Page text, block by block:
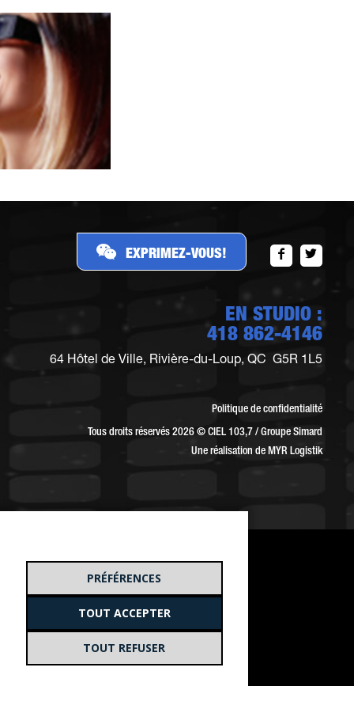
EXPRIMEZ-VOUS!
EN STUDIO :
418 862-4146
64 Hôtel de Ville, Rivière-du-Loup, QC G5R 1L5
Politique de confidentialité
Tous droits réservés 2026 © CIEL 103,7 / Groupe Simard
Une réalisation de MYR Logistik
PRÉFÉRENCES
TOUT ACCEPTER
TOUT REFUSER